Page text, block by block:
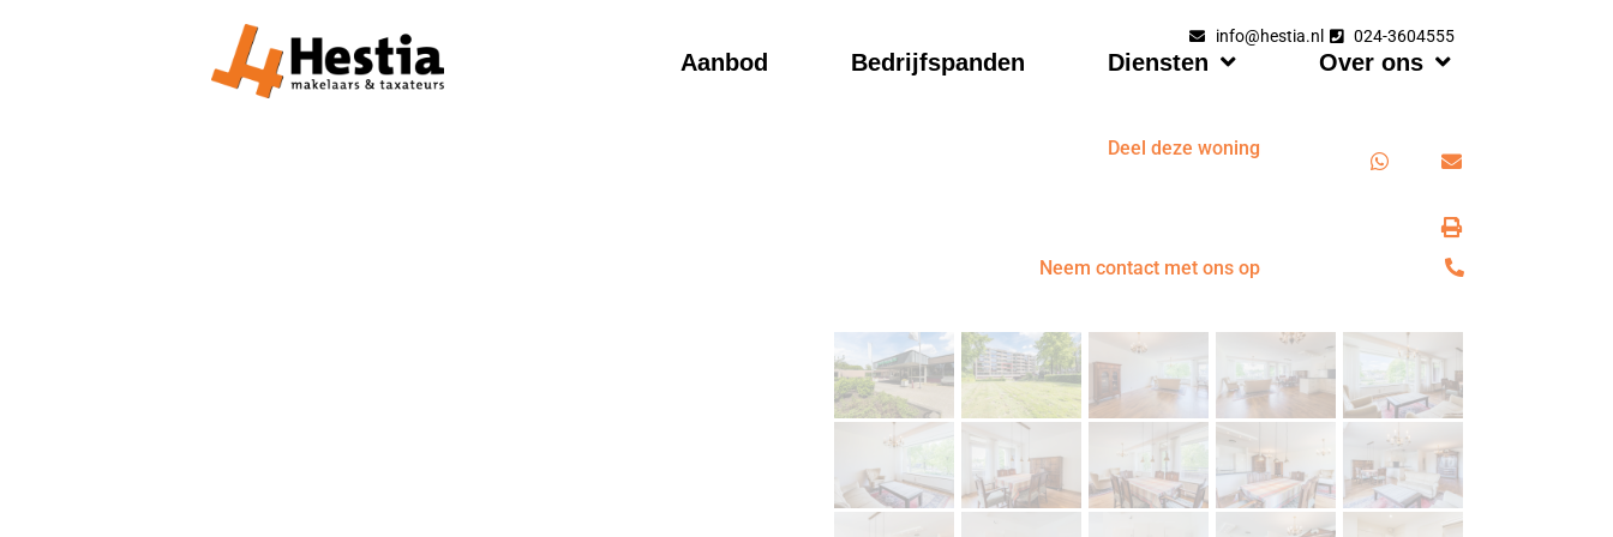
info@hestia.nl 024-3604555
Aanbod Bedrijfspanden Diensten Over ons
Deel deze woning
Neem contact met ons op